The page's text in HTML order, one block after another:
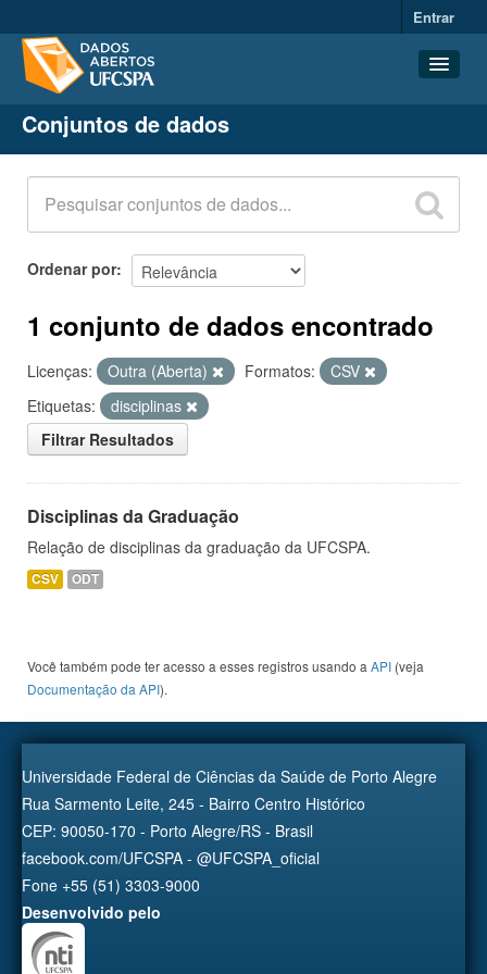
Entrar
Conjuntos de dados
Organizações
Grupos
Sobre
Conjuntos de dados
Ordenar por
1 conjunto de dados encontrado
Licenças: Outra (Aberta) Formatos:
CSV
Etiquetas:
disciplinas
Filtrar Resultados
Disciplinas da Graduação
Relação de disciplinas da graduação da UFCSPA.
CSV ODT
Você também pode ter acesso a esses registros usando a API (veja
Documentação da API).
Universidade Federal de Ciências da Saúde de Porto Alegre
Rua Sarmento Leite, 245 - Bairro Centro Histórico
CEP: 90050-170 - Porto Alegre/RS - Brasil
facebook.com/UFCSPA - @UFCSPA_oficial
Fone +55 (51) 3303-9000
Desenvolvido pelo